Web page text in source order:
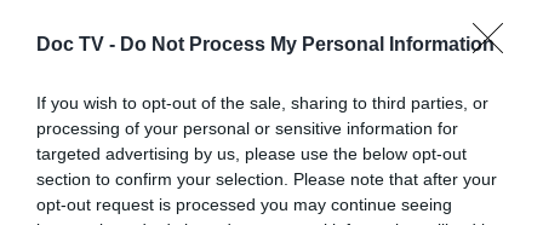
Doc TV - Do Not Process My Personal Information
If you wish to opt-out of the sale, sharing to third parties, or
processing of your personal or sensitive information for
targeted advertising by us, please use the below opt-out
section to confirm your selection. Please note that after your
opt-out request is processed you may continue seeing
οποία σύμφωνα με την ΕΛΑΣ συμμετέχουν «6
ομάδες ΟΠΚΕ, 4 ομάδες της ΕΚΑΜ, ομάδες
Διεύθυνσης Αλλοδαπών Αττικής και της
Υποδιεύθυνσης Δίωξης Ναρκωτικών»/